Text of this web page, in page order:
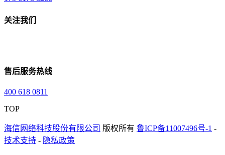
关注我们
售后服务热线
400 618 0811
TOP
海信网络科技股份有限公司 版权所有 鲁ICP备11007496号-1 -
技术支持 - 隐私政策